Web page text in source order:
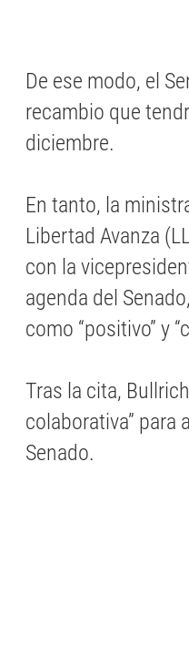
De ese modo, el
recambio que
diciembre.
En tanto, la
Libertad Avanza
con la
agenda del
como “positivo” y
Tras la cita,
colaborativa” para
Senado.